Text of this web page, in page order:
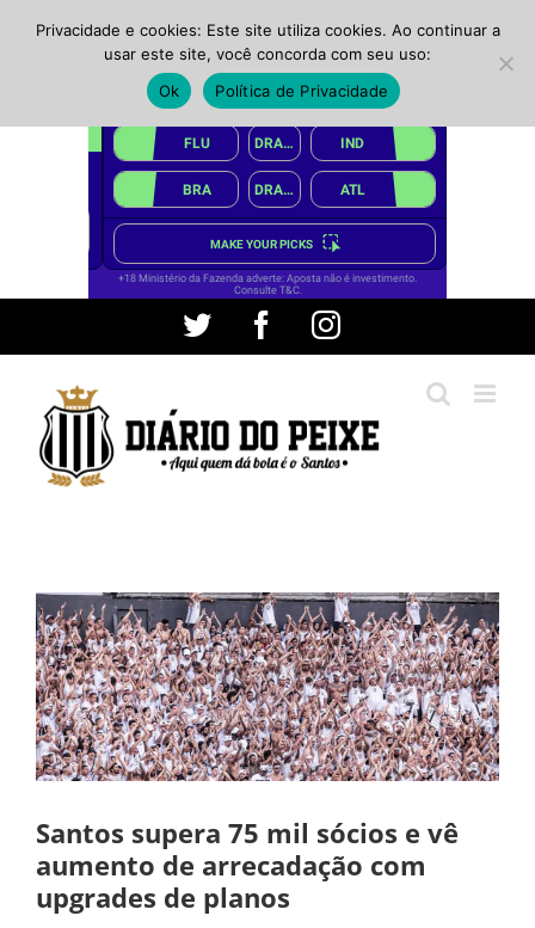
conteúdo
Twitter FacebookInstagram
Santos supera 75 mil sócios e vê
aumento de arrecadação com
upgrades de planos
Privacidade e cookies: Este site utiliza cookies. Ao continuar a
usar este site, você concorda com seu uso:
Ok
Política de Privacidade